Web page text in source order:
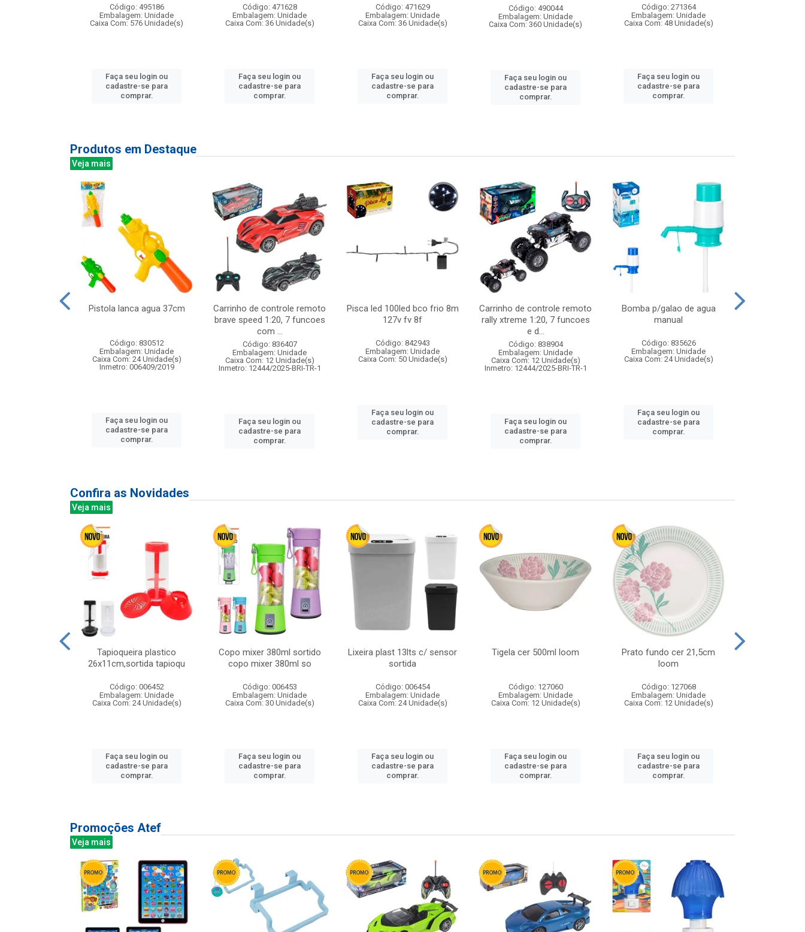
Código: 495186
Embalagem: Unidade
Caixa Com: 576 Unidade(s)
Faça seu login ou
cadastre-se para
comprar.
Código: 471628
Embalagem: Unidade
Caixa Com: 36 Unidade(s)
Faça seu login ou
cadastre-se para
comprar.
Código: 471629
Embalagem: Unidade
Caixa Com: 36 Unidade(s)
Faça seu login ou
cadastre-se para
comprar.
Código: 490044
Embalagem: Unidade
Caixa Com: 360 Unidade(s)
Faça seu login ou
cadastre-se para
comprar.
Código: 271364
Embalagem: Unidade
Caixa Com: 48 Unidade(s)
Faça seu login ou
cadastre-se para
comprar.
Produtos em Destaque
Veja mais
Pistola lanca agua 37cm
Código: 830512
Embalagem: Unidade
Caixa Com: 24 Unidade(s)
Inmetro: 006409/2019
Faça seu login ou
cadastre-se para
comprar.
Carrinho de controle remoto
brave speed 1:20, 7 funcoes
com ...
Código: 836407
Embalagem: Unidade
Caixa Com: 12 Unidade(s)
Inmetro: 12444/2025-BRI-TR-1
Faça seu login ou
cadastre-se para
comprar.
Pisca led 100led bco frio 8m
127v fv 8f
Código: 842943
Embalagem: Unidade
Caixa Com: 50 Unidade(s)
Faça seu login ou
cadastre-se para
comprar.
Carrinho de controle remoto
rally xtreme 1:20, 7 funcoes
e d...
Código: 838904
Embalagem: Unidade
Caixa Com: 12 Unidade(s)
Inmetro: 12444/2025-BRI-TR-1
Faça seu login ou
cadastre-se para
comprar.
Bomba p/galao de agua
manual
Código: 835626
Embalagem: Unidade
Caixa Com: 24 Unidade(s)
Faça seu login ou
cadastre-se para
comprar.
Confira as Novidades
Veja mais
Tapioqueira plastico
26x11cm,sortida tapioqu
Código: 006452
Embalagem: Unidade
Caixa Com: 24 Unidade(s)
Faça seu login ou
cadastre-se para
comprar.
Copo mixer 380ml sortido
copo mixer 380ml so
Código: 006453
Embalagem: Unidade
Caixa Com: 30 Unidade(s)
Faça seu login ou
cadastre-se para
comprar.
Lixeira plast 13lts c/ sensor
sortida
Código: 006454
Embalagem: Unidade
Caixa Com: 24 Unidade(s)
Faça seu login ou
cadastre-se para
comprar.
Tigela cer 500ml loom
Código: 127060
Embalagem: Unidade
Caixa Com: 12 Unidade(s)
Faça seu login ou
cadastre-se para
comprar.
Prato fundo cer 21,5cm
loom
Código: 127068
Embalagem: Unidade
Caixa Com: 12 Unidade(s)
Faça seu login ou
cadastre-se para
comprar.
Promoções Atef
Veja mais